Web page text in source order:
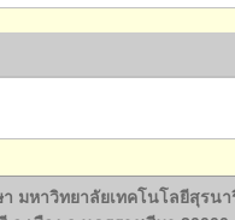
มหาวิทยาลัยเทคโนโลยีสุรนา